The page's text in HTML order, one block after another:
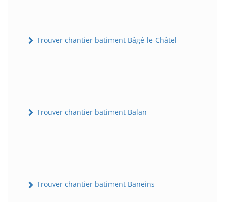
Trouver chantier batiment Bâgé-le-Châtel
Trouver chantier batiment Balan
Trouver chantier batiment Baneins